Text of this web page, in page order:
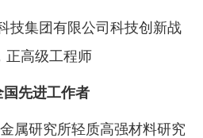
技集团有限公司科技创新战
正高级工程师
国先进工作者
属研究所轻质高强材料研究